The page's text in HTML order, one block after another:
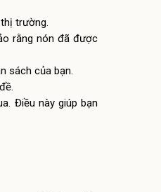
trường.
rằng nón đã được
sách của bạn.
Điều này giúp bạn